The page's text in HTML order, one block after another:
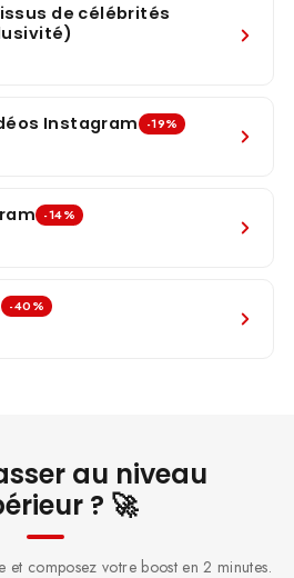
de célébrités
Instagram -19%
-14%
-40%
au niveau
? 🚀
et composez votre boost en 2 minutes.